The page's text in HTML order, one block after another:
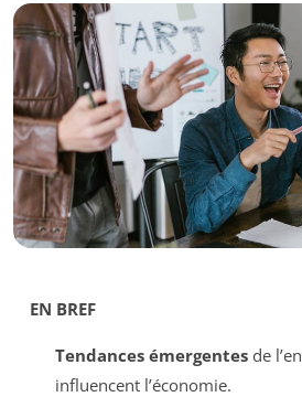
EN BREF
Tendances émergentesde
influencent l’économie.